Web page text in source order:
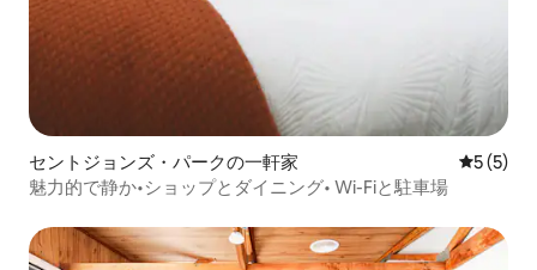
セントジョンズ・パークの一軒家 レビュー
5 (5)
魅力的で静か•ショップとダイニング• Wi-Fiと駐車場